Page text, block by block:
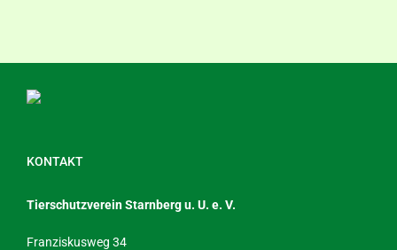
KONTAKT
Tierschutzverein Starnberg u. U. e. V.
Franziskusweg 34